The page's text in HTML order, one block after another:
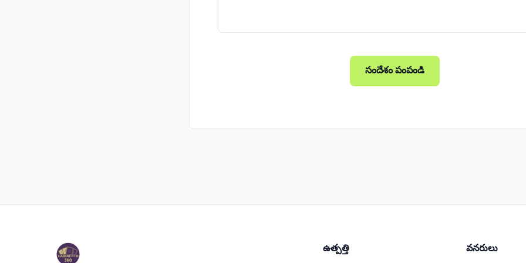
సందేశం పంపండి
ఉత్పత్తి వనరులు